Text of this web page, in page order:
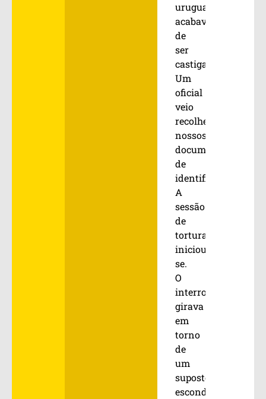
uruguaio
acabava
de
ser
castigado.
Um
oficial
veio
recolher
nossos
documentos
de
identificação.
A
sessão
de
tortura
iniciou-
se.
O
interrogatório
girava
em
torno
de
um
suposto
esconderijo